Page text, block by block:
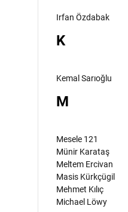
Irfan Özdabak
K
Kemal Sarıoğlu
M
Mesele 121
Münir Karataş
Meltem Ercivan
Masis Kürkçügil
Mehmet Kılıç
Michael Löwy